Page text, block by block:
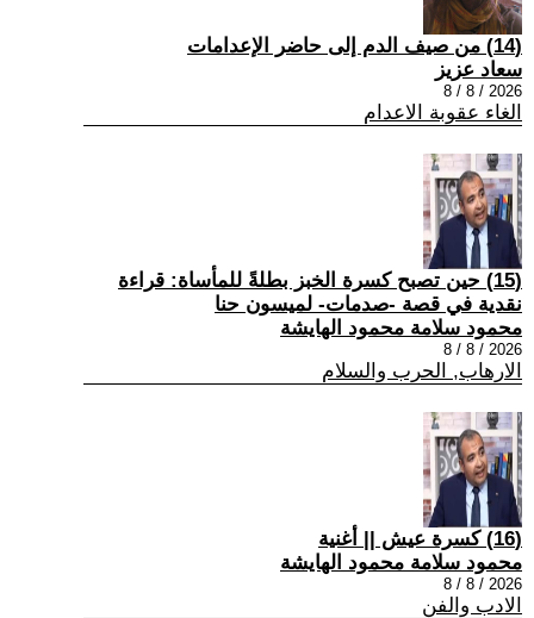
(14) من صيف الدم إلى حاضر الإعدامات
سعاد عزيز
2026 / 8 / 8
الغاء عقوبة الاعدام
(15) حين تصبح كسرة الخبز بطلةً للمأساة: قراءة
نقدية في قصة -صدمات- لميسون حنا
محمود سلامة محمود الهايشة
2026 / 8 / 8
الارهاب, الحرب والسلام
(16) كسرة عيش || أغنية
محمود سلامة محمود الهايشة
2026 / 8 / 8
الادب والفن